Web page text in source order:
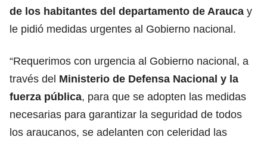
de los habitantes del departamento de Arauca y
le pidió medidas urgentes al Gobierno nacional.
“Requerimos con urgencia al Gobierno nacional, a
través del Ministerio de Defensa Nacional y la
fuerza pública, para que se adopten las medidas
necesarias para garantizar la seguridad de todos
los araucanos, se adelanten con celeridad las